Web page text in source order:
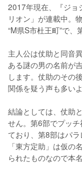
2017年現在、『ジョ
リオン」が連載中。
“M県S市杜王町”で、
主人公は仗助と同音
ある謎の男の名前が
します。仗助のその
関係を疑う声も多い
結論としては、仗助
せん。第6部でプッ
ており、第8部はパ
「東方定助」は仮の
られたものなので本